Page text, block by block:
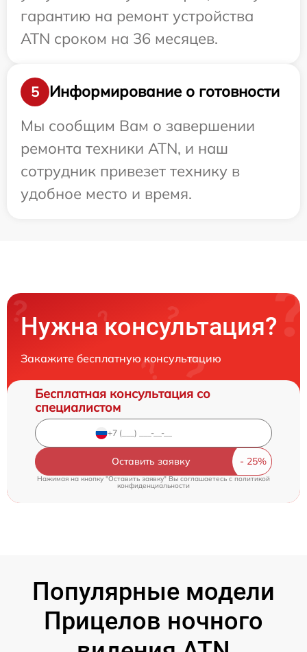
гарантию на ремонт устройства
ATN сроком на 36 месяцев.
5
Информирование о готовности
Мы сообщим Вам о завершении
ремонта техники ATN, и наш
сотрудник привезет технику в
удобное место и время.
Нужна консультация?
Закажите бесплатную консультацию
Бесплатная консультация со
специалистом
Оставить заявку
Нажимая на кнопку "Оставить заявку" Вы соглашаетесь cполитикой
конфиденциальности
Популярные модели
Прицелов ночного